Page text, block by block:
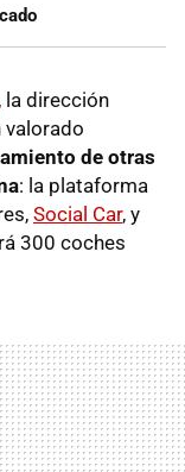
, la dirección
valorado
de otras
: la plataforma
Social Car, y
300 coches